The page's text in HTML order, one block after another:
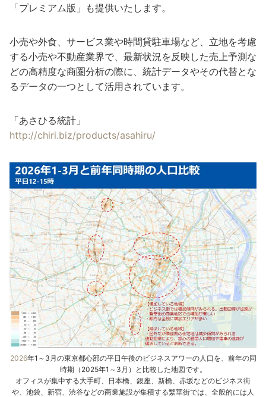
「プレミアム版」も提供いたします。
小売や外食、サービス業や時間貸駐車場など、立地を考慮
する小売や不動産業界で、最新状況を反映した売上予測な
どの高精度な商圏分析の際に、統計データやその代替とな
るデータの一つとして活用されています。
「あさひる統計」
http://chiri.biz/products/asahiru/
2026年1～3月の東京都心部の平日午後のビジネスアワーの人口を、前年の同
時期（2025年1～3月）と比較した地図です。
オフィスが集中する大手町、日本橋、銀座、新橋、赤坂などのビジネス街
や、池袋、新宿、渋谷などの商業施設が集積する繁華街では、全般的には人